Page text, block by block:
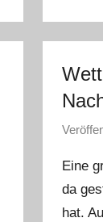
Eine
da
hat.